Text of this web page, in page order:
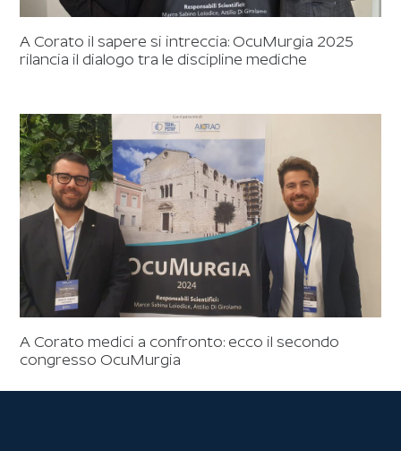
A Corato il sapere si intreccia: OcuMurgia 2025
rilancia il dialogo tra le discipline mediche
A Corato medici a confronto: ecco il secondo
congresso OcuMurgia